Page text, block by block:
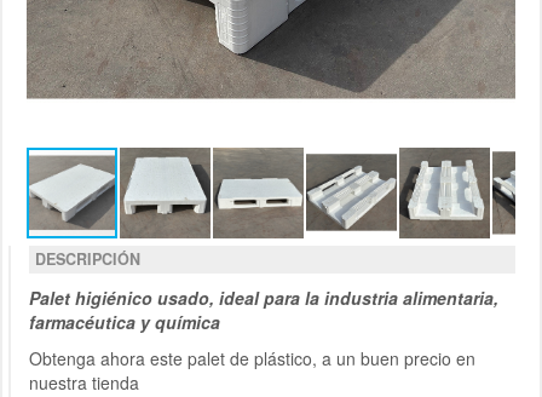
DESCRIPCIÓN
Palet higiénico usado, ideal para la industria alimentaria,
farmacéutica y química
Obtenga ahora este palet de plástico, a un buen precio en
nuestra tienda